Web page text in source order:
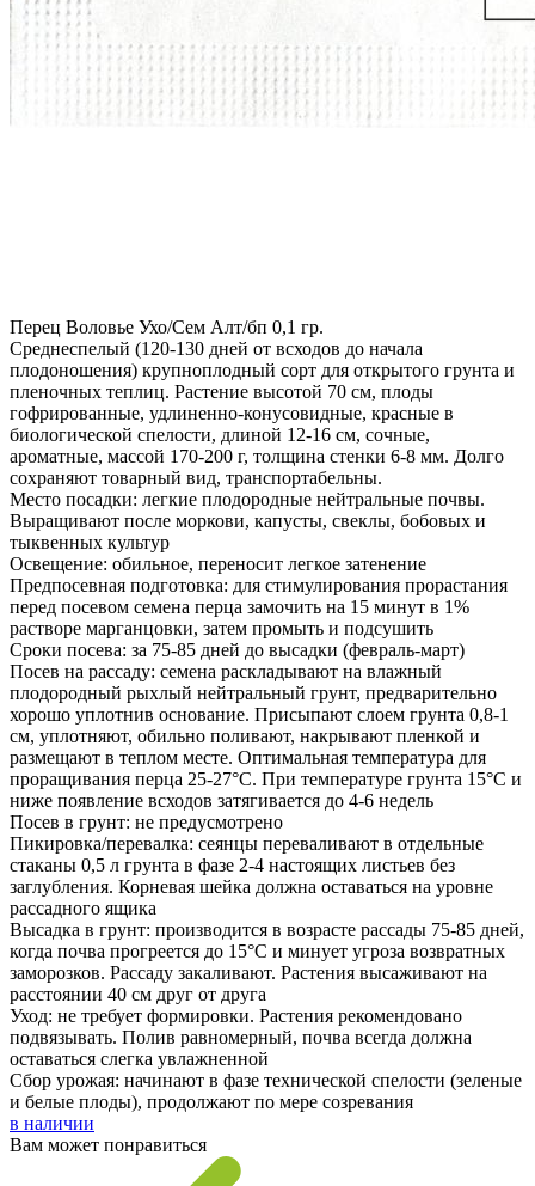
Перец Воловье Ухо/Сем Алт/бп 0,1 гр.
Среднеспелый (120-130 дней от всходов до начала
плодоношения) крупноплодный сорт для открытого грунта и
пленочных теплиц. Растение высотой 70 см, плоды
гофрированные, удлиненно-конусовидные, красные в
биологической спелости, длиной 12-16 см, сочные,
ароматные, массой 170-200 г, толщина стенки 6-8 мм. Долго
сохраняют товарный вид, транспортабельны.
Место посадки: легкие плодородные нейтральные почвы.
Выращивают после моркови, капусты, свеклы, бобовых и
тыквенных культур
Освещение: обильное, переносит легкое затенение
Предпосевная подготовка: для стимулирования прорастания
перед посевом семена перца замочить на 15 минут в 1%
растворе марганцовки, затем промыть и подсушить
Сроки посева: за 75-85 дней до высадки (февраль-март)
Посев на рассаду: семена раскладывают на влажный
плодородный рыхлый нейтральный грунт, предварительно
хорошо уплотнив основание. Присыпают слоем грунта 0,8-1
см, уплотняют, обильно поливают, накрывают пленкой и
размещают в теплом месте. Оптимальная температура для
проращивания перца 25-27°С. При температуре грунта 15°С и
ниже появление всходов затягивается до 4-6 недель
Посев в грунт: не предусмотрено
Пикировка/перевалка: сеянцы переваливают в отдельные
стаканы 0,5 л грунта в фазе 2-4 настоящих листьев без
заглубления. Корневая шейка должна оставаться на уровне
рассадного ящика
Высадка в грунт: производится в возрасте рассады 75-85 дней,
когда почва прогреется до 15°С и минует угроза возвратных
заморозков. Рассаду закаливают. Растения высаживают на
расстоянии 40 см друг от друга
Уход: не требует формировки. Растения рекомендовано
подвязывать. Полив равномерный, почва всегда должна
оставаться слегка увлажненной
Сбор урожая: начинают в фазе технической спелости (зеленые
и белые плоды), продолжают по мере созревания
в наличии
Вам может понравиться